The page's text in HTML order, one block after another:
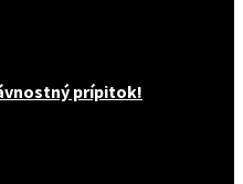
prípitok!